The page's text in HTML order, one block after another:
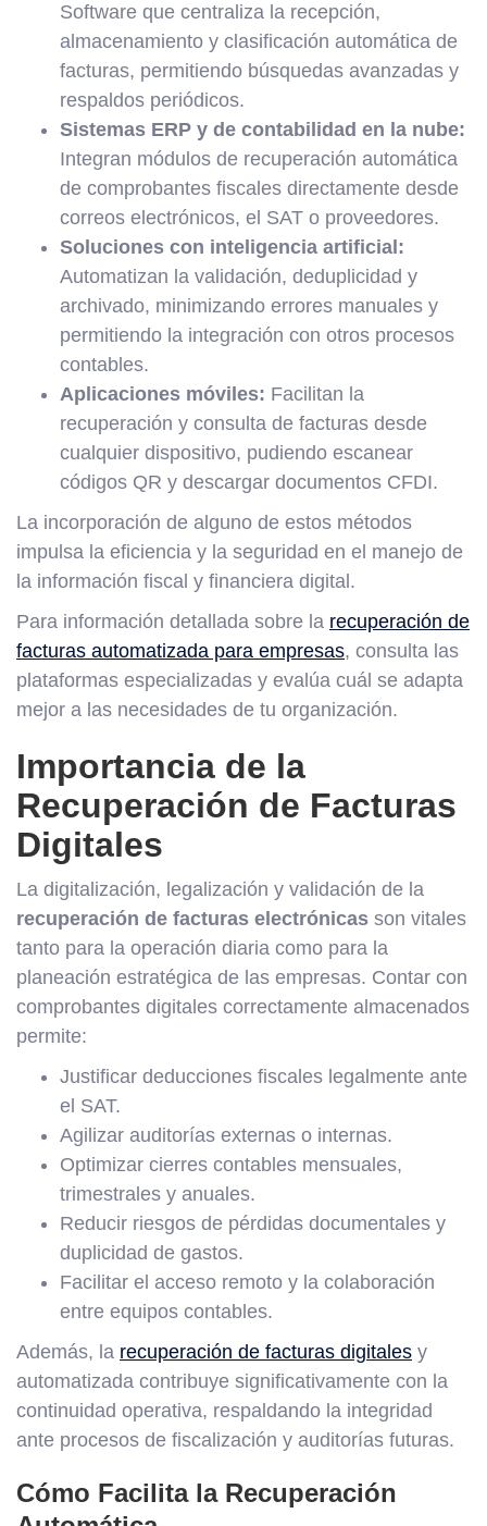
Software que centraliza la recepción,
almacenamiento y clasificación automática de
facturas, permitiendo búsquedas avanzadas y
respaldos periódicos.
Sistemas ERP y de contabilidad en la nube:
Integran módulos de recuperación automática
de comprobantes fiscales directamente desde
correos electrónicos, el SAT o proveedores.
Soluciones con inteligencia artificial:
Automatizan la validación, deduplicidad y
archivado, minimizando errores manuales y
permitiendo la integración con otros procesos
contables.
Aplicaciones móviles: Facilitan la
recuperación y consulta de facturas desde
cualquier dispositivo, pudiendo escanear
códigos QR y descargar documentos CFDI.
La incorporación de alguno de estos métodos
impulsa la eficiencia y la seguridad en el manejo de
la información fiscal y financiera digital.
Para información detallada sobre la recuperación de
facturas automatizada para empresas, consulta las
plataformas especializadas y evalúa cuál se adapta
mejor a las necesidades de tu organización.
Importancia de la
Recuperación de Facturas
Digitales
La digitalización, legalización y validación de la
recuperación de facturas electrónicas son vitales
tanto para la operación diaria como para la
planeación estratégica de las empresas. Contar con
comprobantes digitales correctamente almacenados
permite:
Justificar deducciones fiscales legalmente ante
el SAT.
Agilizar auditorías externas o internas.
Optimizar cierres contables mensuales,
trimestrales y anuales.
Reducir riesgos de pérdidas documentales y
duplicidad de gastos.
Facilitar el acceso remoto y la colaboración
entre equipos contables.
Además, la recuperación de facturas digitales y
automatizada contribuye significativamente con la
continuidad operativa, respaldando la integridad
ante procesos de fiscalización y auditorías futuras.
Cómo Facilita la Recuperación